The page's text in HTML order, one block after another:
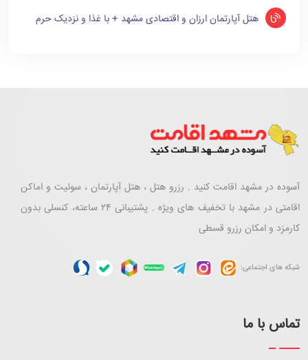
هتل آپارتمان ارزان و اقتصادی مشهد + با غذا و نزدیک حرم
آسوده در مشهد اقامت کنید . رزرو هتل ، هتل آپارتمان ، سوئیت و اماکن
اقامتی در مشهد با تخفیف های ویژه . پشتیبانی ۲۴ ساعته، کنسلی بدون
کارمزد و امکان رزرو قسطی
شبکه های اجتماعی:
تماس با ما